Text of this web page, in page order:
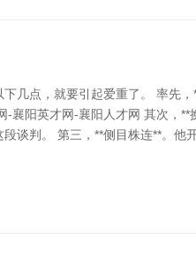
几点，就要引起爱重了。 率先
襄阳英才网-襄阳人才网 其次，**
谈判。 第三，**侧目株连**。他